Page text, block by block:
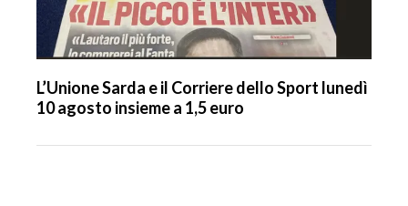
L’Unione Sarda e il Corriere dello Sport lunedì
10 agosto insieme a 1,5 euro